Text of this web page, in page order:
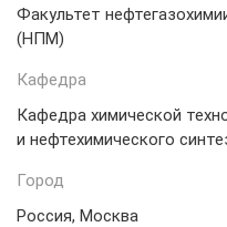
Факультет
(НПМ)
Кафедра
Кафедра химической
и нефтехимического
Город
Россия, Москва